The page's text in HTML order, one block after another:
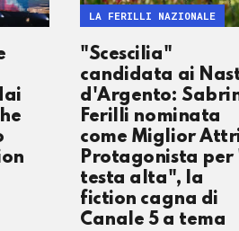
"Scescilia"
candidata ai
d'Argento:
Ferilli nominata
come Miglior
Protagonista per
testa alta", la
fiction cagna di
Canale 5 a tema
LA FERILLI NAZIONALE